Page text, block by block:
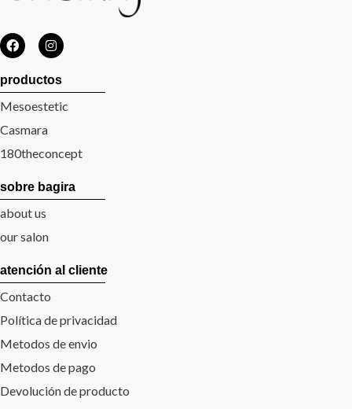
productos
Mesoestetic
Casmara
180theconcept
sobre bagira
about us
our salon
atención al cliente
Contacto
Política de privacidad
Metodos de envio
Metodos de pago
Devolución de producto